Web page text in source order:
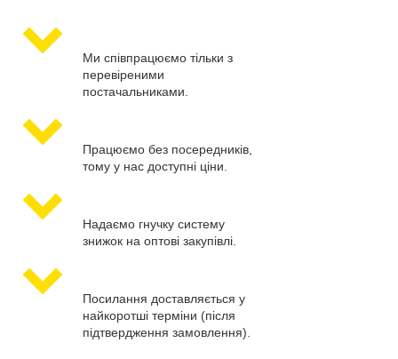
Ми співпрацюємо тільки з
перевіреними
постачальниками.
Працюємо без посередників,
тому у нас доступні ціни.
Надаємо гнучку систему
знижок на оптові закупівлі.
Посилання доставляється у
найкоротші терміни (після
підтвердження замовлення).